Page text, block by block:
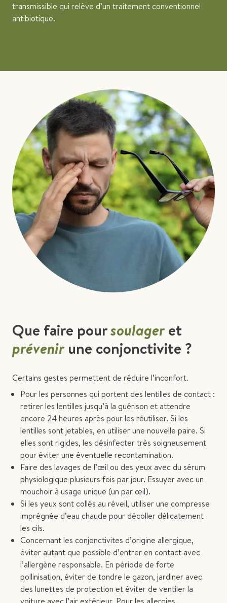
transmissible qui relève d’un traitement conventionnel
antibiotique.
Que faire poursoulageret
prévenirune conjonctivite ?
Certains gestes permettent de réduire l’inconfort.
Pour les personnes qui portent des lentilles de contact :
retirer les lentilles jusqu’à la guérison et attendre
encore 24 heures après pour les réutiliser. Si les
lentilles sont jetables, en utiliser une nouvelle paire. Si
elles sont rigides, les désinfecter très soigneusement
pour éviter une éventuelle recontamination.
Faire des lavages de l’œil ou des yeux avec du sérum
physiologique plusieurs fois par jour. Essuyer avec un
mouchoir à usage unique (un par œil).
Si les yeux sont collés au réveil, utiliser une compresse
imprégnée d’eau chaude pour décoller délicatement
les cils.
Concernant les conjonctivites d’origine allergique,
éviter autant que possible d’entrer en contact avec
l’allergène responsable. En période de forte
pollinisation, éviter de tondre le gazon, jardiner avec
des lunettes de protection et éviter de ventiler la